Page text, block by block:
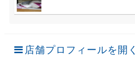
店舗プロフィールを開く